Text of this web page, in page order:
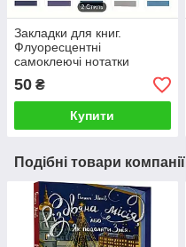
Закладки для книг.
Флуоресцентні
самоклеючі нотатки
50 ₴
Купити
Подібні товари компанії